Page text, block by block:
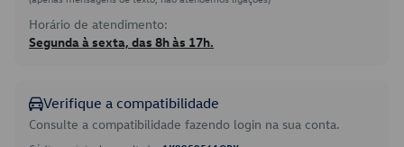
Horário de atendimento:
Segunda à sexta, das 8h às 17h.
Verifique a compatibilidade
Consulte a compatibilidade fazendo login na sua conta.